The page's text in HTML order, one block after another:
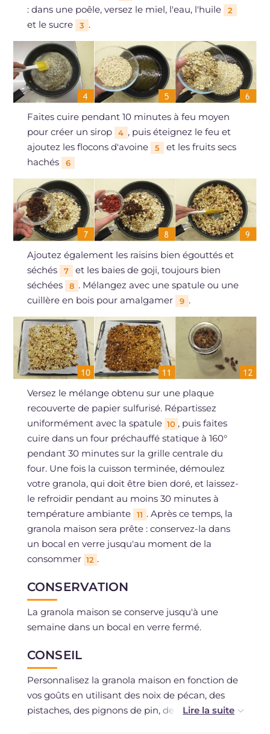
: dans une poêle, versez le miel, l'eau, l'huile 2
et le sucre 3 .
Faites cuire pendant 10 minutes à feu moyen
pour créer un sirop
4 , puis éteignez le feu et
ajoutez les flocons d'avoine
5
et les fruits secs
hachés
6
Ajoutez également les raisins bien égouttés et
séchés
7
et les baies de goji, toujours bien
séchées
8 . Mélangez avec une spatule ou une
cuillère en bois pour amalgamer
9 .
Versez le mélange obtenu sur une plaque
recouverte de papier sulfurisé. Répartissez
uniformément avec la spatule 10 , puis faites
cuire dans un four préchauffé statique à 160°
pendant 30 minutes sur la grille centrale du
four. Une fois la cuisson terminée, démoulez
votre granola, qui doit être bien doré, et laissez-
le refroidir pendant au moins 30 minutes à
température ambiante
11 . Après ce temps, la
granola maison sera prête : conservez-la dans
un bocal en verre jusqu'au moment de la
consommer 12 .
CONSERVATION
La granola maison se conserve jusqu'à une
semaine dans un bocal en verre fermé.
CONSEIL
Personnalisez la granola maison en fonction de
vos goûts en utilisant des noix de pécan, des
pistaches, des pignons de pin, de la noix de coco